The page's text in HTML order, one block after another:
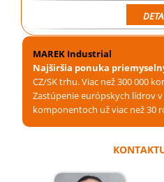
MAREK Industrial
Najširšia ponuka
CZ/SK trhu. Viac než 300 000
Zastúpenie európskych lídrov
komponentoch už viac než 30